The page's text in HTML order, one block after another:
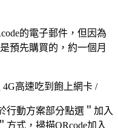
的電子郵件，但因為
預先購買的，約一個月
行動方案部分點選＂加入
式，掃描QRcode加入